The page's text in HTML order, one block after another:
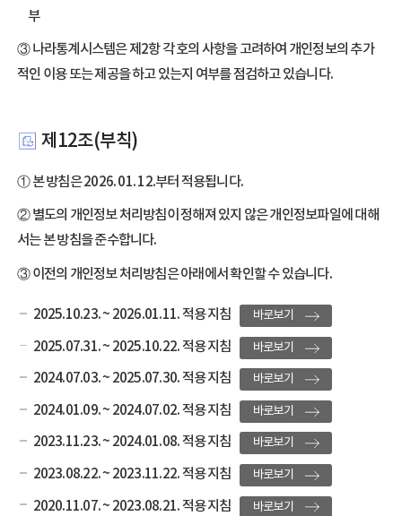
부
③ 나라통계시스템은 제2항 각 호의 사항을 고려하여 개인정보의 추가
적인 이용 또는 제공을 하고 있는지 여부를 점검하고 있습니다.
제12조(부칙)
① 본 방침은 2026. 01. 12.부터 적용됩니다.
② 별도의 개인정보 처리방침이 정해져 있지 않은 개인정보파일에 대해
서는 본 방침을 준수합니다.
③ 이전의 개인정보 처리방침은 아래에서 확인할 수 있습니다.
2025.10.23. ~ 2026.01.11. 적용 지침 바로보기
2025.07.31. ~ 2025.10.22. 적용 지침 바로보기
2024.07.03. ~ 2025.07.30. 적용 지침 바로보기
2024.01.09. ~ 2024.07.02. 적용 지침 바로보기
2023.11.23. ~ 2024.01.08. 적용 지침 바로보기
2023.08.22. ~ 2023.11.22. 적용 지침 바로보기
2020.11.07. ~ 2023.08.21. 적용 지침 바로보기